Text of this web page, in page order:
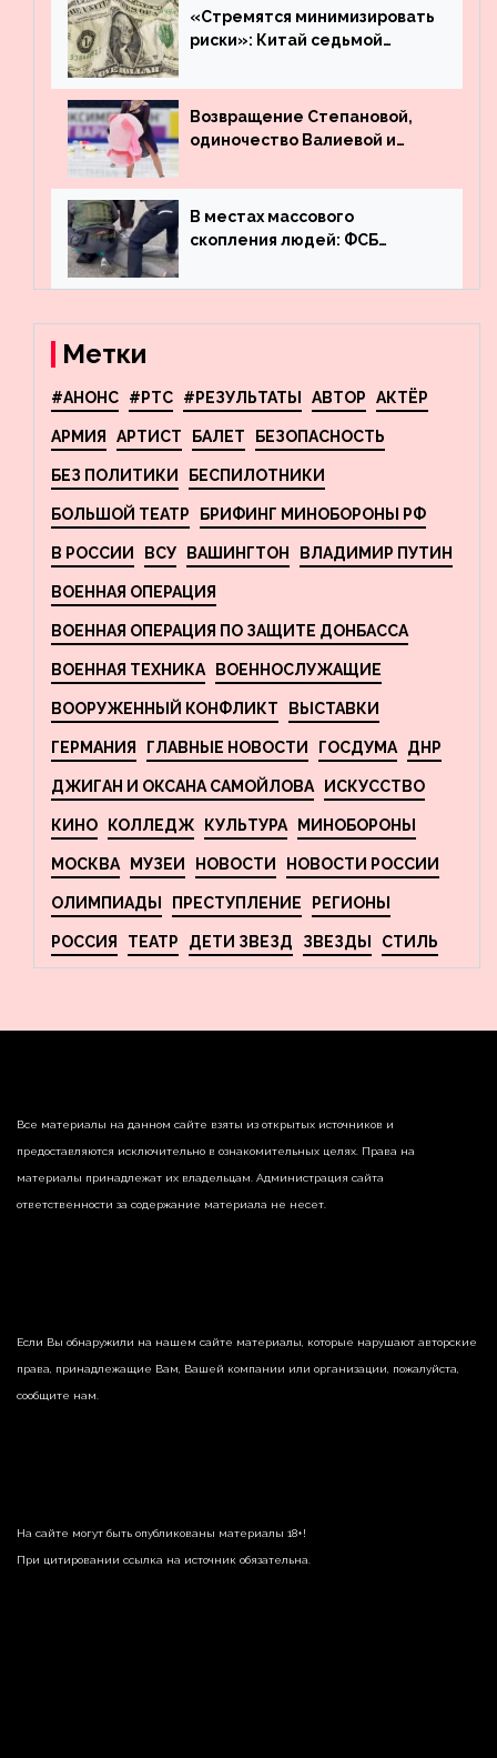
машину
«Стремятся минимизировать
риски»: Китай седьмой
деньги из американского
госдолга
Возвращение Степановой,
одиночество Валиевой и
что обсуждают в мире
фигурного катания
В местах массового
скопления людей: ФСБ
террористов, планировавших
Метки
#АНОНС #РТС #РЕЗУЛЬТАТЫ АВТОР АКТЁР
АРМИЯ АРТИСТ БАЛЕТ БЕЗОПАСНОСТЬ
БЕЗ ПОЛИТИКИ БЕСПИЛОТНИКИ
БОЛЬШОЙ ТЕАТР БРИФИНГ МИНОБОРОНЫ РФ
В РОССИИ ВСУ ВАШИНГТОН ВЛАДИМИР ПУТИН
ВОЕННАЯ ОПЕРАЦИЯ
ВОЕННАЯ ОПЕРАЦИЯ ПО ЗАЩИТЕ ДОНБАССА
ВОЕННАЯ ТЕХНИКА ВОЕННОСЛУЖАЩИЕ
ВООРУЖЕННЫЙ КОНФЛИКТ ВЫСТАВКИ
ГЕРМАНИЯ ГЛАВНЫЕ НОВОСТИ ГОСДУМА ДНР
ДЖИГАН И ОКСАНА САМОЙЛОВА ИСКУССТВО
КИНО КОЛЛЕДЖ КУЛЬТУРА МИНОБОРОНЫ
МОСКВА МУЗЕИ НОВОСТИ НОВОСТИ РОССИИ
ОЛИМПИАДЫ ПРЕСТУПЛЕНИЕ РЕГИОНЫ
РОССИЯ ТЕАТР ДЕТИ ЗВЕЗД ЗВЕЗДЫ СТИЛЬ
Все материалы на данном сайте взяты из открытых источников и
предоставляются исключительно в ознакомительных целях. Права на
материалы принадлежат их владельцам. Администрация сайта
ответственности за содержание материала не несет.
Если Вы обнаружили на нашем сайте материалы, которые нарушают авторские
права, принадлежащие Вам, Вашей компании или организации, пожалуйста,
сообщите нам.
На сайте могут быть опубликованы материалы 18+!
При цитировании ссылка на источник обязательна.